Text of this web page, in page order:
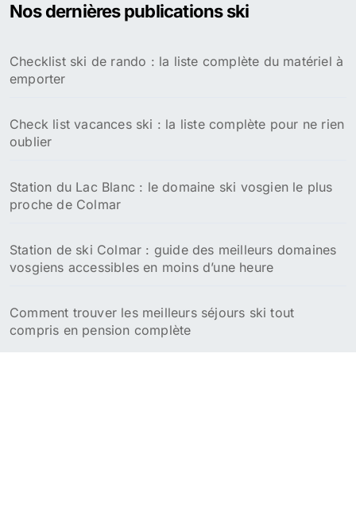
Nos dernières publications ski
Checklist ski de rando : la liste complète du matériel à
emporter
Check list vacances ski : la liste complète pour ne rien
oublier
Station du Lac Blanc : le domaine ski vosgien le plus
proche de Colmar
Station de ski Colmar : guide des meilleurs domaines
vosgiens accessibles en moins d’une heure
Comment trouver les meilleurs séjours ski tout
compris en pension complète